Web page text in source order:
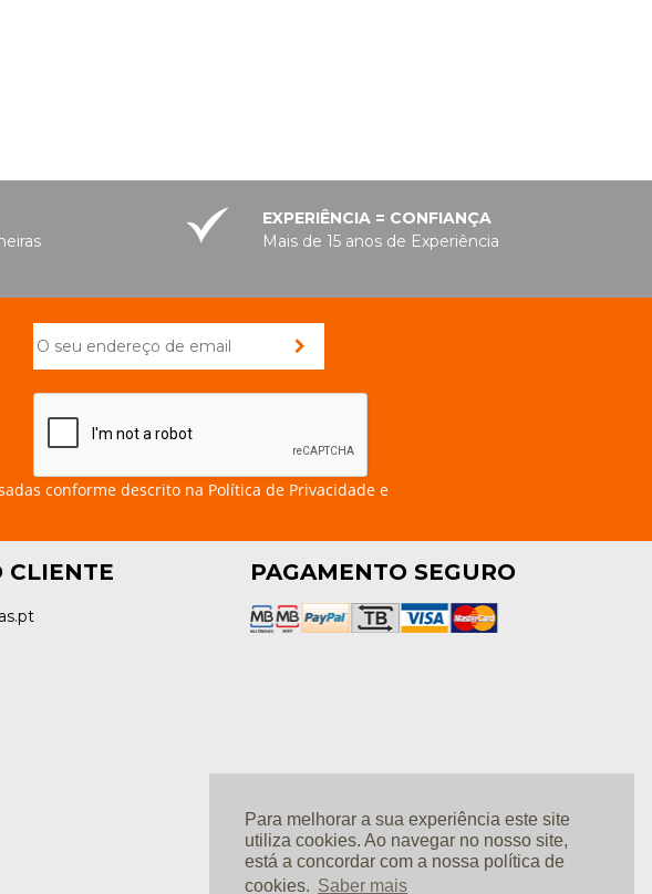
Para melhorar a sua experiência este site
utiliza cookies. Ao navegar no nosso site,
está a concordar com a nossa política de
cookies. Saber mais
EXPERIÊNCIA = CONFIANÇA
Mais de 15 anos de Experiência
conforme descrito na Política de Privacidade e
CLIENTE PAGAMENTO SEGURO